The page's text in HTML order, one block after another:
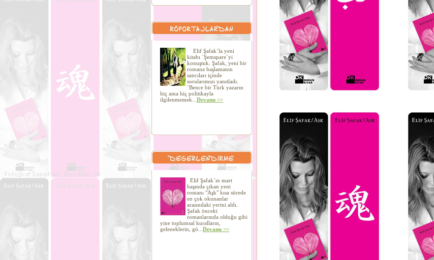
Elif Şafak´la yeni
kitabı ´Şemspare´yi
konuştuk. Şafak, yeni bir
romana başlamanın
sancıları içinde
sorularımızı yanıtladı.
´Bence bir Türk yazarın
hiç ama hiç politikayla
ilgilenmemek... Devamı >>
Elif Şafak´ın mart
başında çıkan yeni
romanı "Aşk" kısa sürede
en çok okunanlar
arasındaki yerini aldı.
Şafak önceki
romanlarında olduğu gibi
yine toplumsal kuralların,
geleneklerin, gö... Devamı >>